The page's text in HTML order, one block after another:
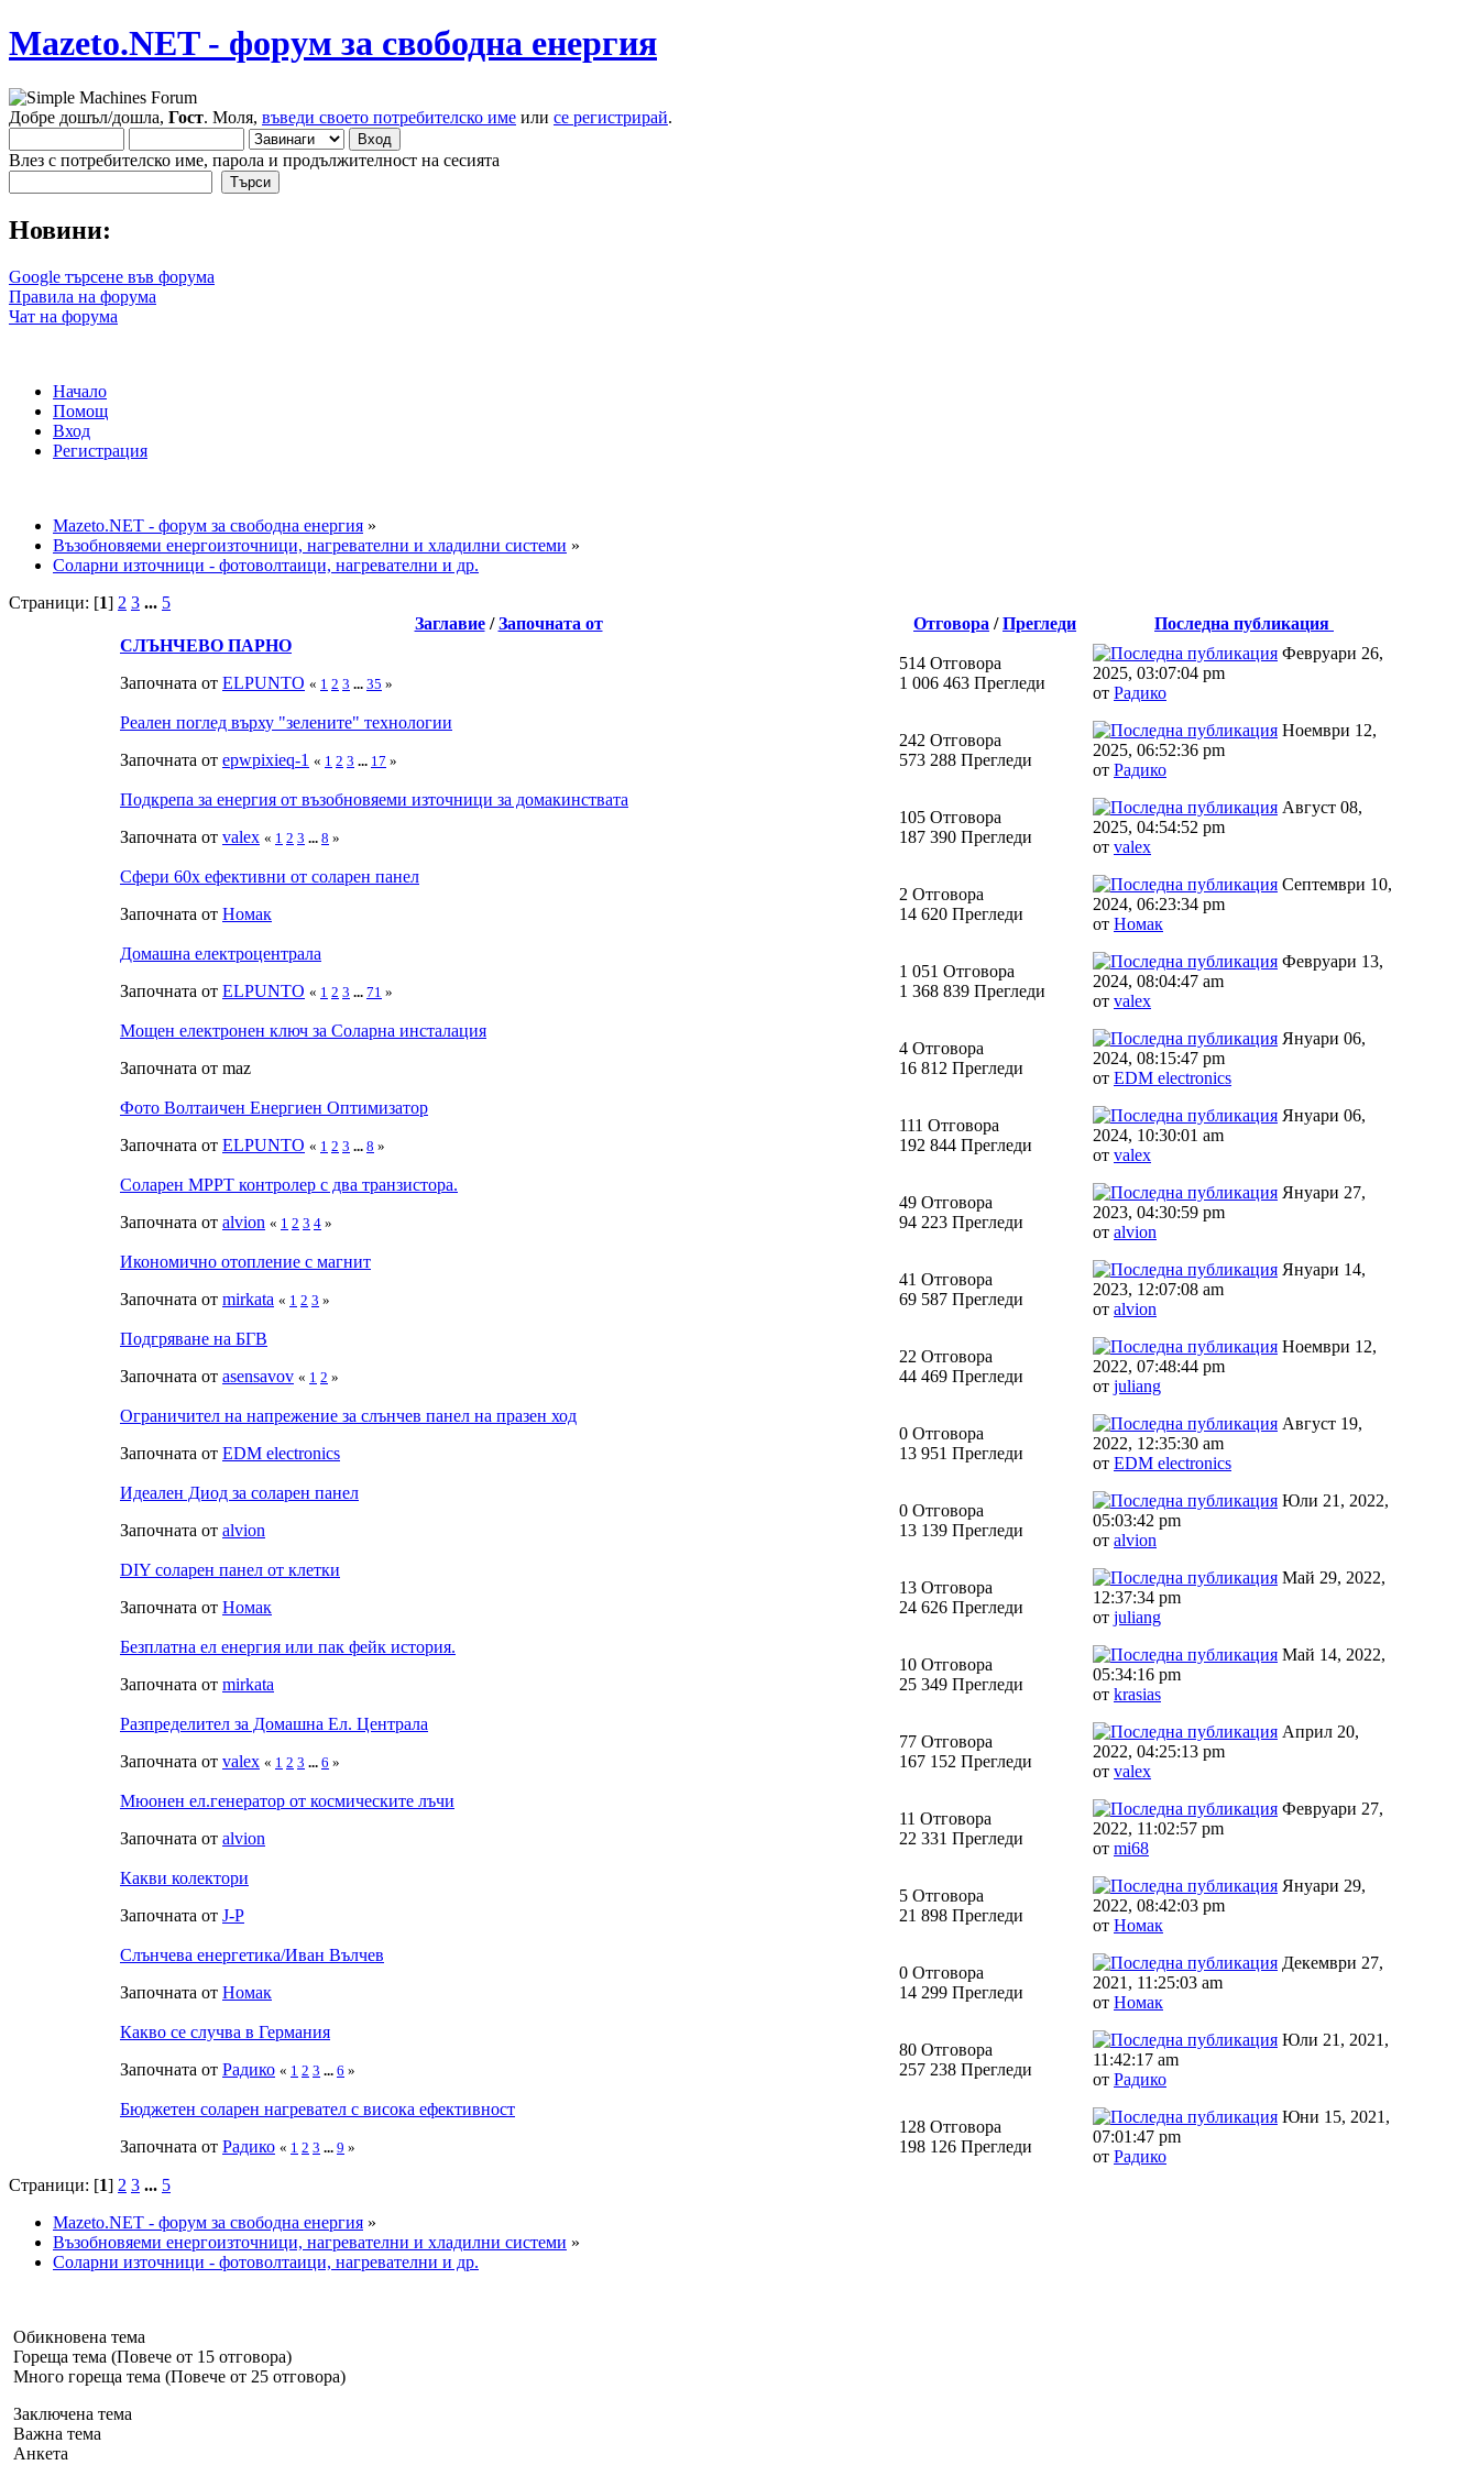
Mazeto.NET - форум за свободна енергия
Добре дошъл/дошла, Гост. Моля, въведи своето потребителско име или се регистрирай.
Влез с потребителско име, парола и продължителност на сесията
Новини:
Google търсене във форума
Правила на форума
Чат на форума
Начало
Помощ
Вход
Регистрация
Mazeto.NET - форум за свободна енергия »
Възобновяеми енергоизточници, нагревателни и хладилни системи »
Соларни източници - фотоволтаици, нагревателни и др.
Страници: [1] 2 3 ... 5
Заглавие/Започната от Отговора /Прегледи
Последна публикация
СЛЪНЧЕВО ПАРНО
Започната от ELPUNTO « 1 2 3 ... 35 »
514 Отговора
1 006 463 Прегледи
Февруари 26,
2025, 03:07:04 pm
от Радико
Реален поглед върху "зелените" технологии
Започната от epwpixieq-1 « 1 2 3 ... 17 »
242 Отговора
573 288 Прегледи
Ноември 12,
2025, 06:52:36 pm
от Радико
Подкрепа за енергия от възобновяеми източници за домакинствата
Започната от valex « 1 2 3 ... 8 »
105 Отговора
187 390 Прегледи
Август 08,
2025, 04:54:52 pm
от valex
Сфери 60х ефективни от соларен панел
Започната от Номак
2 Отговора
14 620 Прегледи
Септември 10,
2024, 06:23:34 pm
от Номак
Домашна електроцентрала
Започната от ELPUNTO « 1 2 3 ... 71 »
1 051 Отговора
1 368 839 Прегледи
Февруари 13,
2024, 08:04:47 am
от valex
Мощен електронен ключ за Соларна инсталация
Започната от maz
4 Отговора
16 812 Прегледи
Януари 06,
2024, 08:15:47 pm
от EDM electronics
Фото Волтаичен Енергиен Оптимизатор
Започната от ELPUNTO « 1 2 3 ... 8 »
111 Отговора
192 844 Прегледи
Януари 06,
2024, 10:30:01 am
от valex
Соларен MPPT контролер с два транзистора.
Започната от alvion « 1 2 3 4 »
49 Отговора
94 223 Прегледи
Януари 27,
2023, 04:30:59 pm
от alvion
Икономично отопление с магнит
Започната от mirkata « 1 2 3 »
41 Отговора
69 587 Прегледи
Януари 14,
2023, 12:07:08 am
от alvion
Подгряване на БГВ
Започната от asensavov « 1 2 »
22 Отговора
44 469 Прегледи
Ноември 12,
2022, 07:48:44 pm
от juliang
Ограничител на напрежение за слънчев панел на празен ход
Започната от EDM electronics
0 Отговора
13 951 Прегледи
Август 19,
2022, 12:35:30 am
от EDM electronics
Идеален Диод за соларен панел
Започната от alvion
0 Отговора
13 139 Прегледи
Юли 21, 2022,
05:03:42 pm
от alvion
DIY соларен панел от клетки
Започната от Номак
13 Отговора
24 626 Прегледи
Май 29, 2022,
12:37:34 pm
от juliang
Безплатна ел енергия или пак фейк история.
Започната от mirkata
10 Отговора
25 349 Прегледи
Май 14, 2022,
05:34:16 pm
от krasias
Разпределител за Домашна Ел. Централа
Започната от valex « 1 2 3 ... 6 »
77 Отговора
167 152 Прегледи
Април 20,
2022, 04:25:13 pm
от valex
Мюонен ел.генератор от космическите лъчи
Започната от alvion
11 Отговора
22 331 Прегледи
Февруари 27,
2022, 11:02:57 pm
от mi68
Какви колектори
Започната от J-P
5 Отговора
21 898 Прегледи
Януари 29,
2022, 08:42:03 pm
от Номак
Слънчева енергетика/Иван Вълчев
Започната от Номак
0 Отговора
14 299 Прегледи
Декември 27,
2021, 11:25:03 am
от Номак
Какво се случва в Германия
Започната от Радико « 1 2 3 ... 6 »
80 Отговора
257 238 Прегледи
Юли 21, 2021,
11:42:17 am
от Радико
Бюджетен соларен нагревател с висока ефективност
Започната от Радико « 1 2 3 ... 9 »
128 Отговора
198 126 Прегледи
Юни 15, 2021,
07:01:47 pm
от Радико
Страници: [1] 2 3 ... 5
Mazeto.NET - форум за свободна енергия »
Възобновяеми енергоизточници, нагревателни и хладилни системи »
Соларни източници - фотоволтаици, нагревателни и др.
Обикновена тема
Гореща тема (Повече от 15 отговора)
Много гореща тема (Повече от 25 отговора)
Заключена тема
Важна тема
Анкета